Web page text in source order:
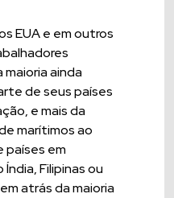
EUA e em outros
ainda
de seus países
e mais da
marítimos ao
países em
Filipinas ou
atrás da maioria